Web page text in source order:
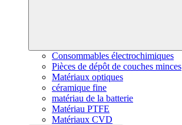
Consommables électrochimiques
Pièces de dépôt de couches minces
Matériaux optiques
céramique fine
matériau de la batterie
Matériau PTFE
Matériaux CVD